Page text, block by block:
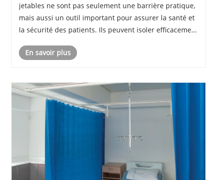
jetables ne sont pas seulement une barrière pratique,
mais aussi un outil important pour assurer la santé et
la sécurité des patients. Ils peuvent isoler efficacement
travail et de traitement plus s......
En savoir plus